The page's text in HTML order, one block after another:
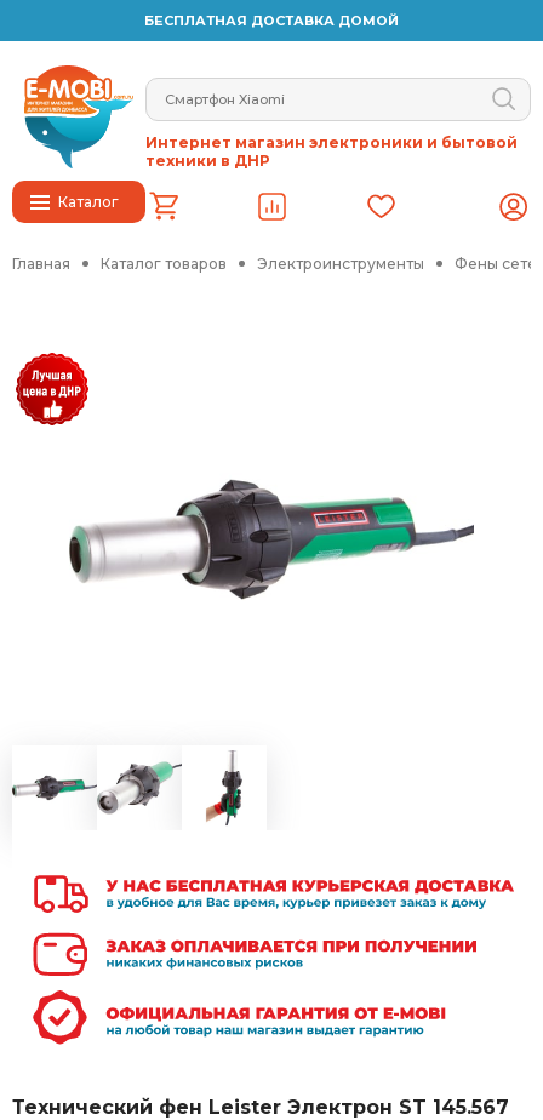
БЕСПЛАТНАЯ ДОСТАВКА ДОМОЙ
Каталог
Интернет магазин электроники и бытовой
техники в ДНР
Главная Каталог товаров Электроинструменты Фены
Технический фен Leister Электрон ST 145.567